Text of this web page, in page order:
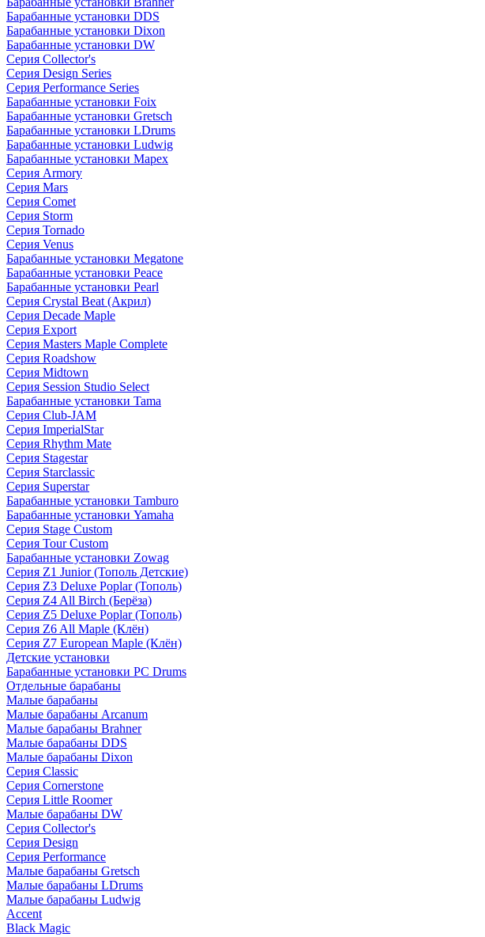
Барабанные установки DDS
Барабанные установки Dixon
Барабанные установки DW
Серия Collector's
Серия Design Series
Серия Performance Series
Барабанные установки Foix
Барабанные установки Gretsch
Барабанные установки LDrums
Барабанные установки Ludwig
Барабанные установки Mapex
Серия Armory
Серия Mars
Серия Comet
Серия Storm
Серия Tornado
Серия Venus
Барабанные установки Megatone
Барабанные установки Peace
Барабанные установки Pearl
Серия Crystal Beat (Акрил)
Серия Decade Maple
Серия Export
Серия Masters Maple Complete
Серия Roadshow
Серия Midtown
Серия Session Studio Select
Барабанные установки Tama
Серия Club-JAM
Серия ImperialStar
Серия Rhythm Mate
Серия Stagestar
Серия Starclassic
Серия Superstar
Барабанные установки Tamburo
Барабанные установки Yamaha
Серия Stage Custom
Серия Tour Custom
Барабанные установки Zowag
Серия Z1 Junior (Тополь Детские)
Серия Z3 Deluxe Poplar (Тополь)
Серия Z4 All Birch (Берёза)
Серия Z5 Deluxe Poplar (Тополь)
Серия Z6 All Maple (Клён)
Серия Z7 European Maple (Клён)
Детские установки
Барабанные установки PC Drums
Отдельные барабаны
Малые барабаны
Малые барабаны Arcanum
Малые барабаны Brahner
Малые барабаны DDS
Малые барабаны Dixon
Серия Classic
Серия Cornerstone
Серия Little Roomer
Малые барабаны DW
Серия Collector's
Серия Design
Серия Performance
Малые барабаны Gretsch
Малые барабаны LDrums
Малые барабаны Ludwig
Accent
Black Magic